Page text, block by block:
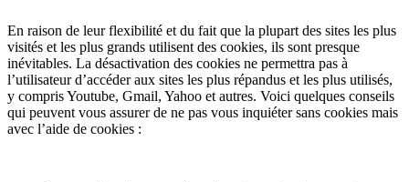
En raison de leur flexibilité et du fait que la plupart des sites les plus
visités et les plus grands utilisent des cookies, ils sont presque
inévitables. La désactivation des cookies ne permettra pas à
l’utilisateur d’accéder aux sites les plus répandus et les plus utilisés,
y compris Youtube, Gmail, Yahoo et autres. Voici quelques conseils
qui peuvent vous assurer de ne pas vous inquiéter sans cookies mais
avec l’aide de cookies :